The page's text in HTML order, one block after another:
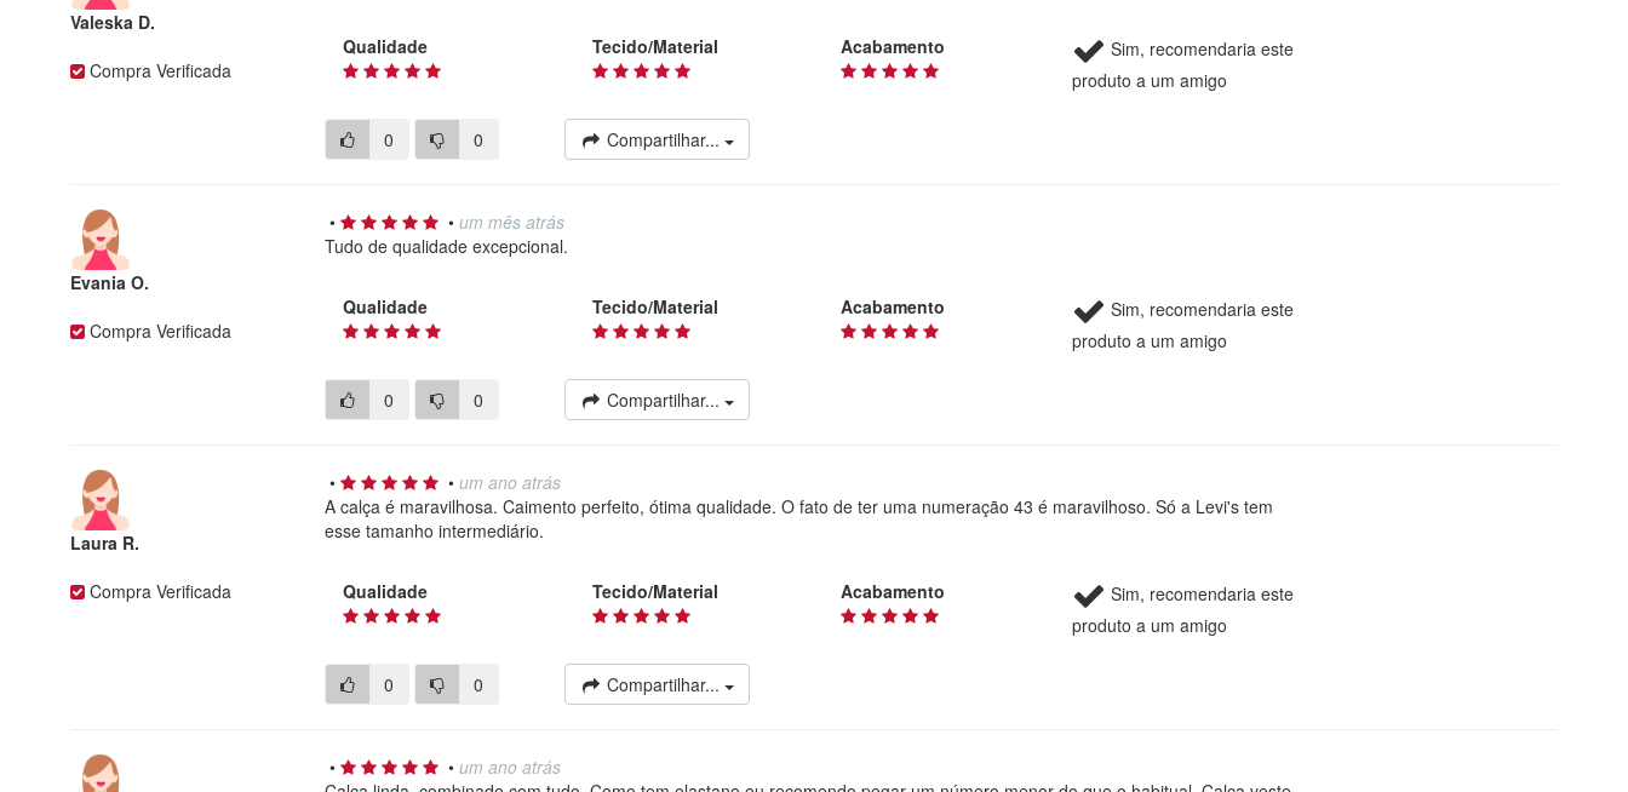
Valeska D.
Compra Verificada
Qualidade Tecido/Material Acabamento
Sim, recomendaria este
produto a um amigo
0 0 Compartilhar...
Evania O.
Compra Verificada
• • um mês atrás
Tudo de qualidade excepcional.
Qualidade Tecido/Material Acabamento
Sim, recomendaria este
produto a um amigo
0 0 Compartilhar...
Laura R.
Compra Verificada
• • um ano atrás
A calça é maravilhosa. Caimento perfeito, ótima qualidade. O fato de ter uma numeração 43 é maravilhoso. Só a Levi's tem
esse tamanho intermediário.
Qualidade Tecido/Material Acabamento
Sim, recomendaria este
produto a um amigo
0 0 Compartilhar...
• • um ano atrás